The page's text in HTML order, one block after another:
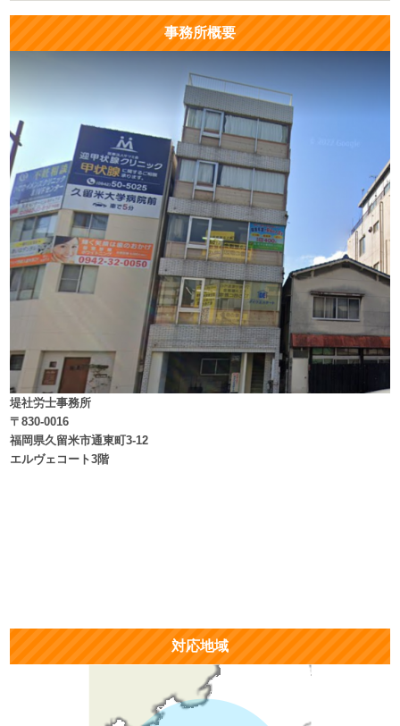
事務所概要
堤社労士事務所
〒830-0016
福岡県久留米市通東町3-12
エルヴェコート3階
対応地域